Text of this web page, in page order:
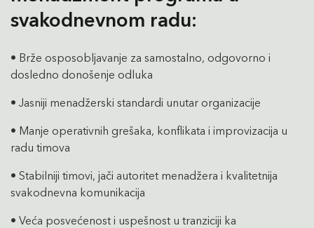
svakodnevnom radu:
• Brže osposobljavanje za samostalno, odgovorno i
dosledno donošenje odluka
• Jasniji menadžerski standardi unutar organizacije
• Manje operativnih grešaka, konflikata i improvizacija u
radu timova
• Stabilniji timovi, jači autoritet menadžera i kvalitetnija
svakodnevna komunikacija
• Veća posvećenost i uspešnost u tranziciji ka